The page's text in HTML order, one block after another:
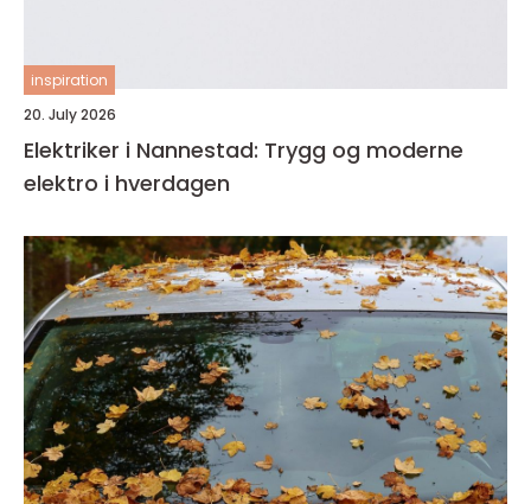
inspiration
20. July 2026
Elektriker i Nannestad: Trygg og moderne
elektro i hverdagen